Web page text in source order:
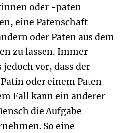
oder -paten
eine Patenschaft
oder Paten aus dem
zu lassen. Immer
vor, dass der
oder einem Paten
Fall kann ein anderer
die Aufgabe
So eine